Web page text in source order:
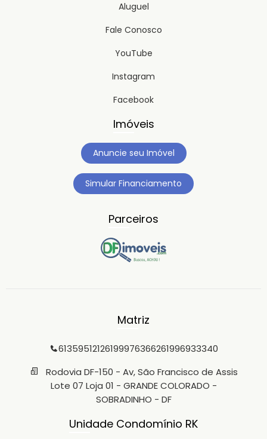
Aluguel
Fale Conosco
YouTube
Instagram
Facebook
Imóveis
Anuncie seu Imóvel
Simular Financiamento
Parceiros
Matriz
61359512126199976366261996933340
Rodovia DF-150 - Av, São Francisco de Assis
Lote 07 Loja 01 - GRANDE COLORADO -
SOBRADINHO - DF
Unidade Condomínio RK